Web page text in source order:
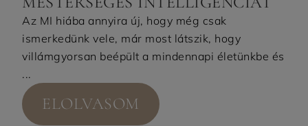
Az MI hiába annyira új, hogy még csak
ismerkedünk vele, már most látszik, hogy
villámgyorsan beépült a mindennapi életünkbe és
...
ELOLVASOM